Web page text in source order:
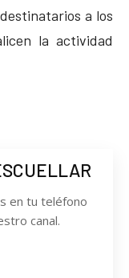
a los
la actividad
en tu teléfono
canal.